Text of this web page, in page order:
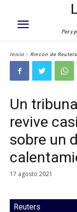
Por y
Inicio Rincón de Reuters
Un
revive
sobre un
17 agosto 2021
Reuters